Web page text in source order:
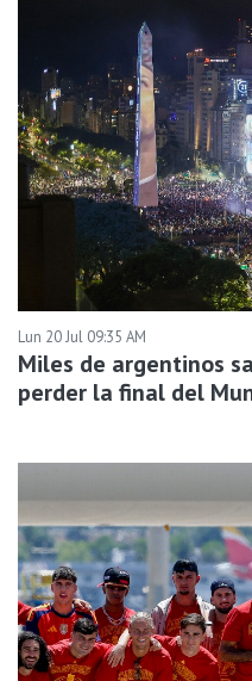
Lun 20 Jul 09:35 AM
Miles de argentinos
perder la final del